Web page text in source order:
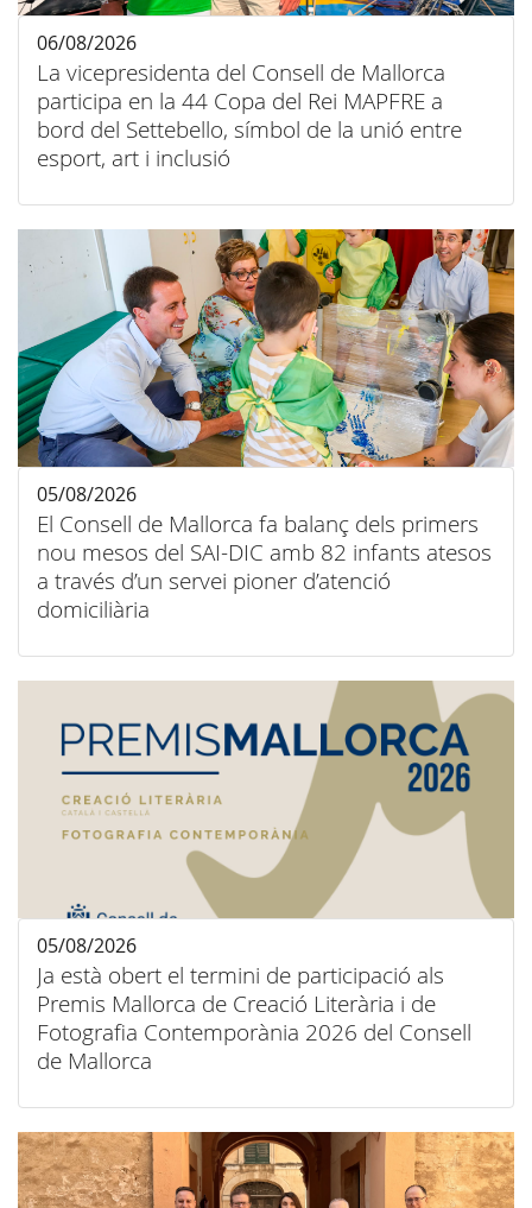
La vicepresidenta del Consell de Mallorca
participa en la 44 Copa del Rei MAPFRE a
bord del Settebello, símbol de la unió entre
esport, art i inclusió
06/08/2026
El Consell de Mallorca fa balanç dels primers
nou mesos del SAI-DIC amb 82 infants atesos
a través d’un servei pioner d’atenció
domiciliària
05/08/2026
Ja està obert el termini de participació als
Premis Mallorca de Creació Literària i de
Fotografia Contemporània 2026 del Consell
de Mallorca
05/08/2026